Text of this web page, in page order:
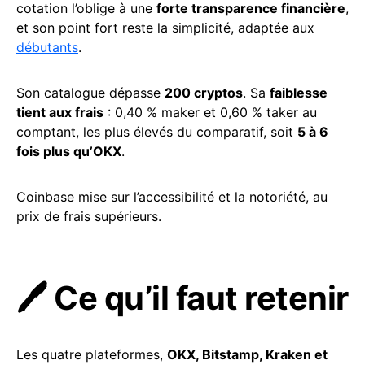
cotation l’oblige à une forte transparence financière,
et son point fort reste la simplicité, adaptée aux
débutants.
Son catalogue dépasse 200 cryptos. Sa faiblesse
tient aux frais : 0,40 % maker et 0,60 % taker au
comptant, les plus élevés du comparatif, soit 5 à 6
fois plus qu’OKX.
Coinbase mise sur l’accessibilité et la notoriété, au
prix de frais supérieurs.
🖊️ Ce qu’il faut retenir
Les quatre plateformes, OKX, Bitstamp, Kraken et